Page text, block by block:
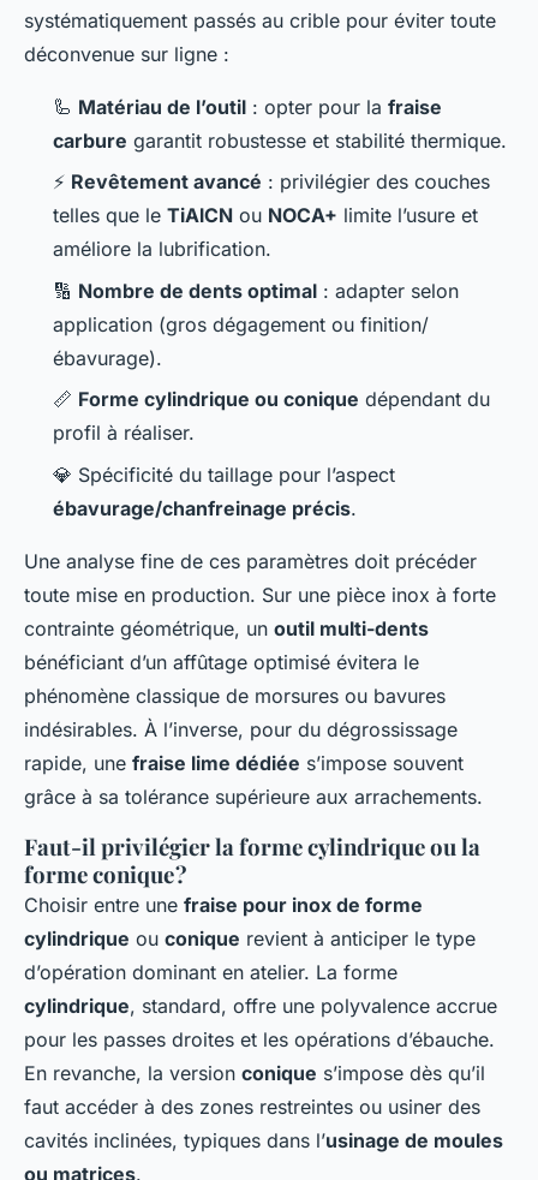
systématiquement passés au crible pour éviter toute
déconvenue sur ligne :
🦾 Matériau de l’outil : opter pour la fraise
carbure garantit robustesse et stabilité thermique.
⚡ Revêtement avancé : privilégier des couches
telles que le TiAlCN ou NOCA+ limite l’usure et
améliore la lubrification.
🔢 Nombre de dents optimal : adapter selon
application (gros dégagement ou finition/
ébavurage).
📏 Forme cylindrique ou conique dépendant du
profil à réaliser.
💎 Spécificité du taillage pour l’aspect
ébavurage/chanfreinage précis.
Une analyse fine de ces paramètres doit précéder
toute mise en production. Sur une pièce inox à forte
contrainte géométrique, un outil multi-dents
bénéficiant d’un affûtage optimisé évitera le
phénomène classique de morsures ou bavures
indésirables. À l’inverse, pour du dégrossissage
rapide, une fraise lime dédiée s’impose souvent
grâce à sa tolérance supérieure aux arrachements.
Faut-il privilégier la forme cylindrique ou la
forme conique ?
Choisir entre une fraise pour inox de forme
cylindrique ou conique revient à anticiper le type
d’opération dominant en atelier. La forme
cylindrique, standard, offre une polyvalence accrue
pour les passes droites et les opérations d’ébauche.
En revanche, la version conique s’impose dès qu’il
faut accéder à des zones restreintes ou usiner des
cavités inclinées, typiques dans l’usinage de moules
ou matrices.